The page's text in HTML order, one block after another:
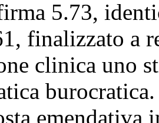
5.73,
finalizzato a
clinica uno
emendativa